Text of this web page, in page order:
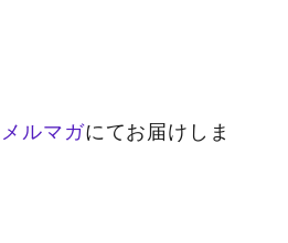
メルマガにてお届けしま